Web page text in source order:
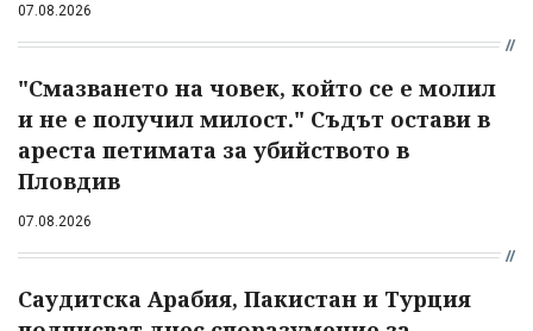
07.08.2026
"Смазването на човек, който се е молил
и не е получил милост." Съдът остави в
ареста петимата за убийството в
Пловдив
07.08.2026
Саудитска Арабия, Пакистан и Турция